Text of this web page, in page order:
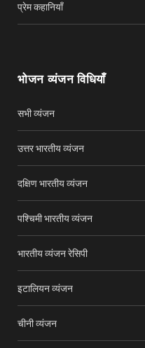
प्रेम कहानियाँ
भोजन व्यंजन विधियाँ
सभी व्यंजन
उत्तर भारतीय व्यंजन
दक्षिण भारतीय व्यंजन
पश्चिमी भारतीय व्यंजन
भारतीय व्यंजन रेसिपी
इटालियन व्यंजन
चीनी व्यंजन